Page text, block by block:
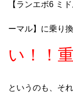
【ランエボ6 ミ
ーマル】に乗り
い！！
というのも、そ